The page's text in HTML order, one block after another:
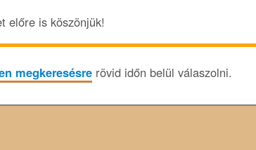
előre is köszönjük!
megkeresésre rövid időn belül válaszolni.